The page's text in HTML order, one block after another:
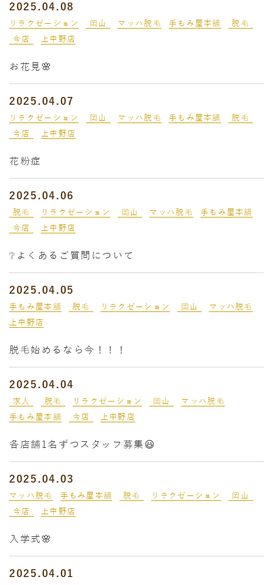
2025.04.08
リラクゼーション 岡山 マッハ脱毛 手もみ屋本舗
脱毛
今店
上中野店
お花見🌸
2025.04.07
リラクゼーション 岡山 マッハ脱毛 手もみ屋本舗
脱毛
今店
上中野店
花粉症
2025.04.06
脱毛 リラクゼーション 岡山 マッハ脱毛
手もみ屋本舗
今店
上中野店
❔よくあるご質問について
2025.04.05
手もみ屋本舗 脱毛 リラクゼーション 岡山
マッハ脱毛
上中野店
脱毛始めるなら今！！！
2025.04.04
求人 脱毛 リラクゼーション 岡山
マッハ脱毛
手もみ屋本舗
今店 上中野店
各店舗1名ずつスタッフ募集😃
2025.04.03
マッハ脱毛 手もみ屋本舗 脱毛 リラクゼーション
岡山
今店
上中野店
入学式🌸
2025.04.01